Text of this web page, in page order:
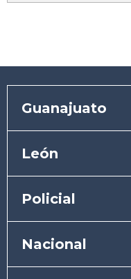
Guanajuato
León
Policial
Nacional